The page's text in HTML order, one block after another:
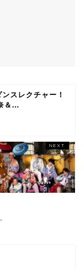
スレクチャー！
＆...